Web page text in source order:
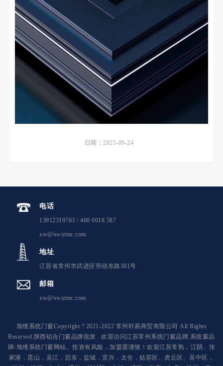
日期：2025-09-24
电话
13912319763 / 400 0018 587
xw@xwxtmc.com
地址
江苏省常州市武进区劳动东路301号
邮箱
xw@xwxtmc.com
旭维系统门窗Copyright ? 2021-2022 常州轩易商贸有限公司 All Rights
Reserved.陕西铝合门窗品牌批发 . 欢迎访问江苏常州系统门窗品牌,系统窗品
牌-旭维系统门窗网站。投资有风险，加盟需谨慎！欢迎江苏常熟，江阴、张
家港，昆山，吴江，启东，盐城，宜兴，太仓，姑苏区、虎丘区、吴中区，